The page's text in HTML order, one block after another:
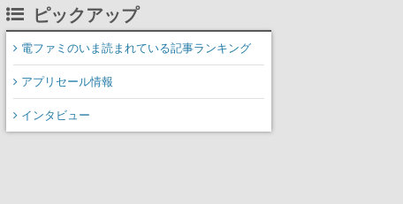
ピックアップ
電ファミのいま読まれている記事ランキング
アプリセール情報
インタビュー